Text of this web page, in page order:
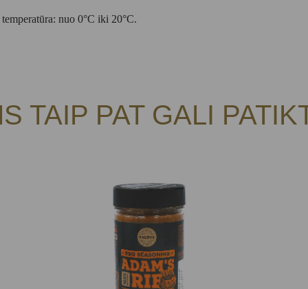
nuo 0°C iki 20°C.
TAIP PAT GALI